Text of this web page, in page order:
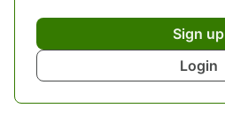
Sign up
Login